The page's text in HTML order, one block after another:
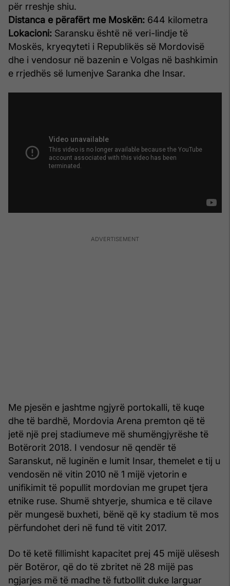
për rreshje shiu.
Distanca e përafërt me Moskën: 644 kilometra
Lokacioni: Saransku është në veri-lindje të
Moskës, kryeqyteti i Republikës së Mordovisë
dhe i vendosur në bazenin e Volgas në bashkimin
e rrjedhës së lumenjve Saranka dhe Insar.
Me pjesën e jashtme ngjyrë portokalli, të kuqe
dhe të bardhë, Mordovia Arena premton që të
jetë një prej stadiumeve më shumëngjyrëshe të
Botërorit 2018. I vendosur në qendër të
Saranskut, në luginën e lumit Insar, themelet e tij u
vendosën në vitin 2010 në 1 mijë vjetorin e
unifikimit të popullit mordovian me grupet tjera
etnike ruse. Shumë shtyerje, shumica e të cilave
për mungesë buxheti, bënë që ky stadium të mos
përfundohet deri në fund të vitit 2017.
Do të ketë fillimisht kapacitet prej 45 mijë ulësesh
për Botëror, që do të zbritet në 28 mijë pas
ngjarjes më të madhe të futbollit duke larguar